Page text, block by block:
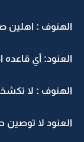
الهنوف : اهلين
العنود: أي
الهنوف : لا
العنود لا توصين